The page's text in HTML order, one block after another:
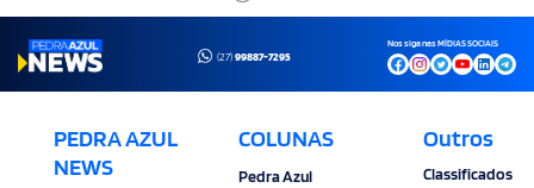
(27)99887-7295
Nos siga nas MÍDIAS SOCIAIS
PEDRA AZUL
NEWS
COLUNAS
Pedra Azul
Outros
Classificados